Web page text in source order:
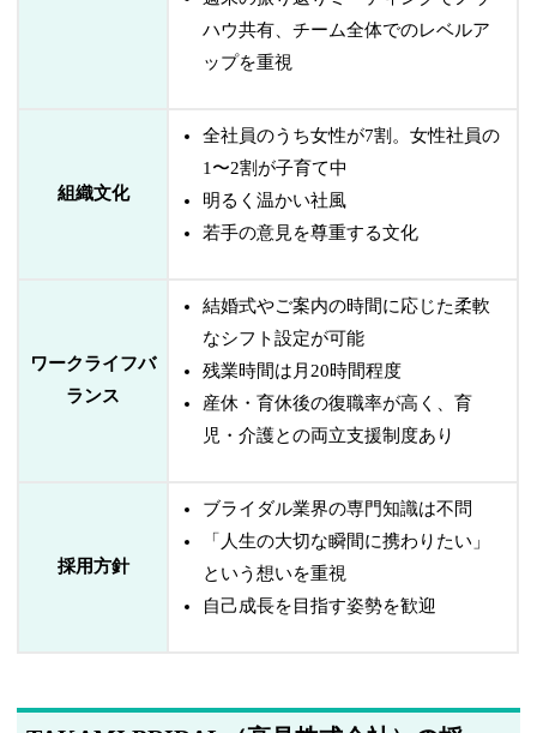
ハウ共有、チーム全体でのレベルア
ップを重視
組織文化
全社員のうち女性が7割。女性社員の
1〜2割が子育て中
明るく温かい社風
若手の意見を尊重する文化
ワークライフバ
ランス
結婚式やご案内の時間に応じた柔軟
なシフト設定が可能
残業時間は月20時間程度
産休・育休後の復職率が高く、育
児・介護との両立支援制度あり
採用方針
ブライダル業界の専門知識は不問
「人生の大切な瞬間に携わりたい」
という想いを重視
自己成長を目指す姿勢を歓迎